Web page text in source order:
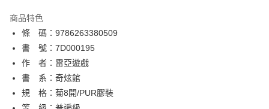
相關說明
【關於「AFTEE先享後付」】
AFTEE先享後付是「在收到商品之後才付款」的支付方式。 讓您購物簡單
便利好安心！
１．簡單：不需註冊會員、不需綁卡、不需儲值。
２．便利：只要手機號碼，簡訊認證，即可結帳。
３．安心：先確認商品／服務後，再付款。
ATM付款
運送方式
全家取貨付款
商品特色
條 碼：9786263380509
書 號：7D000195
作 者：雷亞遊戲
書 系：奇炫館
規 格：菊8開/PUR膠裝